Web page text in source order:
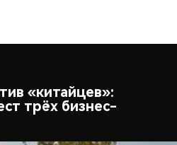
«китайцев»:
трёх бизнес-